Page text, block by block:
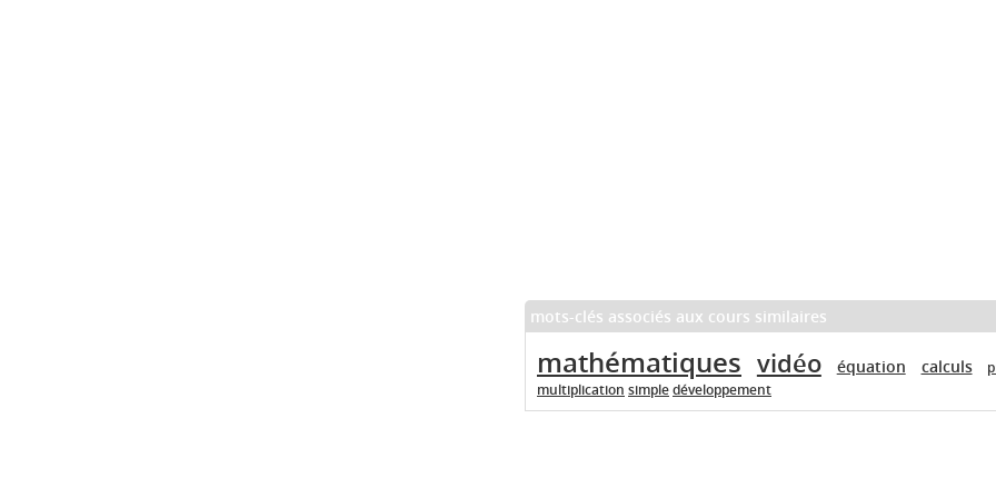
mots-clés associés aux cours similaires
mathématiques vidéo équation calculs
multiplication simpledéveloppement